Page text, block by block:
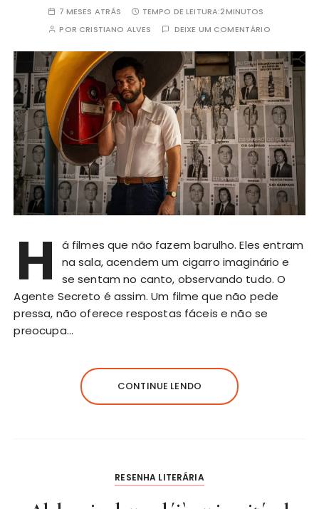
7 MESES ATRÁS TEMPO DE LEITURA:2MINUTOS
POR CRISTIANO ALVES DEIXE UM COMENTÁRIO
H
á filmes que não fazem barulho. Eles entram
na sala, acendem um cigarro imaginário e
se sentam no canto, observando tudo. O
Agente Secreto é assim. Um filme que não pede
pressa, não oferece respostas fáceis e não se
preocupa…
CONTINUE LENDO
RESENHA LITERÁRIA